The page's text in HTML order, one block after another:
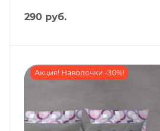
290 руб.
Акция! Наволочки -30%!